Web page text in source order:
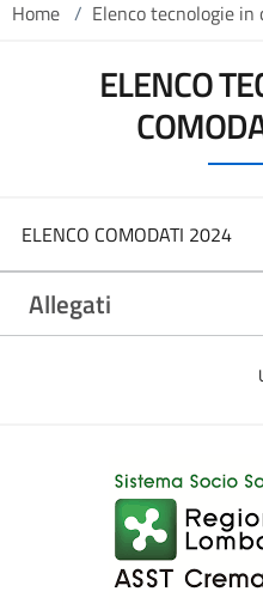
Home / Elenco tecnologie in
ELENCO
ELENCO COMODATI 2024
Allegati